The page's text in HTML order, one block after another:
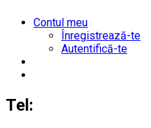
Contul meu
Înregistrează-te
Autentifică-te
Tel: